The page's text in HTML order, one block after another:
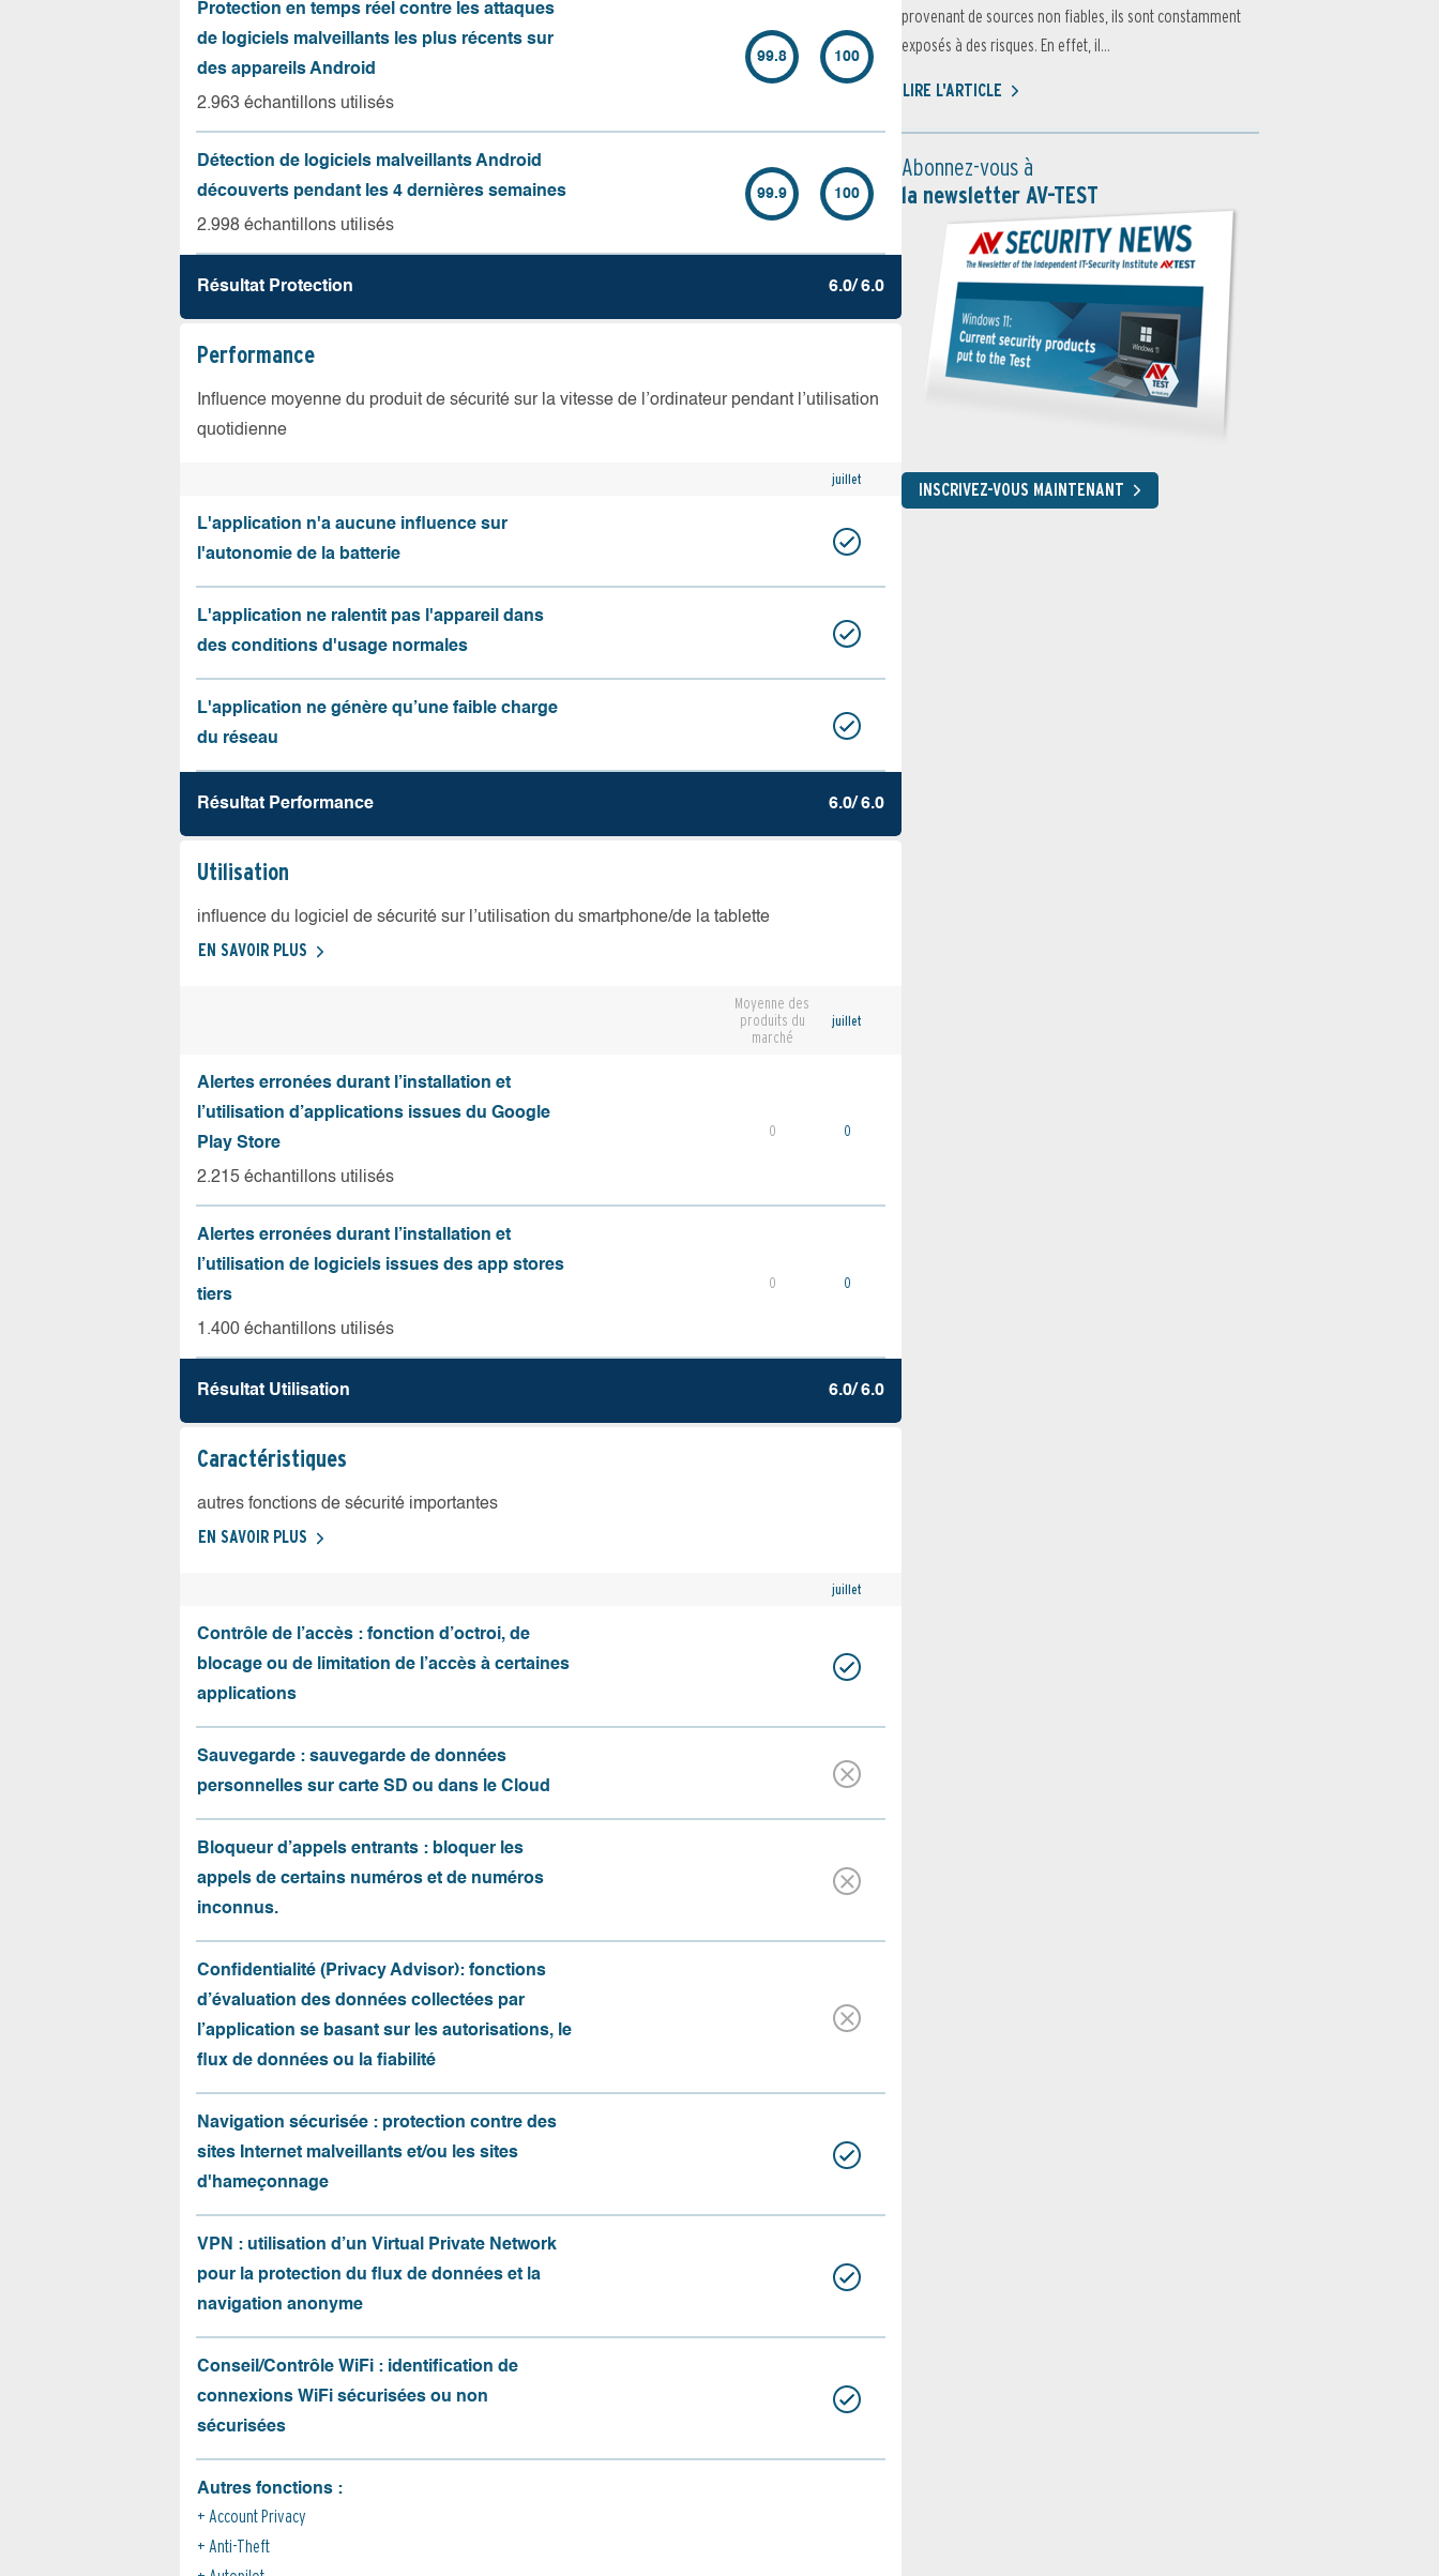
Protection en temps réel contre les attaques
de logiciels malveillants les plus récents sur
des appareils Android
2.963 échantillons utilisés
99.8 100
Détection de logiciels malveillants Android
découverts pendant les 4 dernières semaines
2.998 échantillons utilisés
99.9 100
Résultat Protection 6.0/ 6.0
Performance
Influence moyenne du produit de sécurité sur la vitesse de l’ordinateur pendant l’utilisation
quotidienne
juillet
L'application n'a aucune influence sur
l'autonomie de la batterie
L'application ne ralentit pas l'appareil dans
des conditions d'usage normales
L'application ne génère qu’une faible charge
du réseau
Résultat Performance 6.0/ 6.0
Utilisation
influence du logiciel de sécurité sur l’utilisation du smartphone/de la tablette
EN SAVOIR PLUS
Moyenne des
produits du
marché
juillet
Alertes erronées durant l’installation et
l’utilisation d’applications issues du Google
Play Store
2.215 échantillons utilisés
0 0
Alertes erronées durant l’installation et
l’utilisation de logiciels issues des app stores
tiers
1.400 échantillons utilisés
0 0
Résultat Utilisation 6.0/ 6.0
Caractéristiques
autres fonctions de sécurité importantes
EN SAVOIR PLUS
juillet
Contrôle de l’accès : fonction d’octroi, de
blocage ou de limitation de l’accès à certaines
applications
Sauvegarde : sauvegarde de données
personnelles sur carte SD ou dans le Cloud
Bloqueur d’appels entrants : bloquer les
appels de certains numéros et de numéros
inconnus.
Confidentialité (Privacy Advisor): fonctions
d’évaluation des données collectées par
l’application se basant sur les autorisations, le
flux de données ou la fiabilité
Navigation sécurisée : protection contre des
sites Internet malveillants et/ou les sites
d'hameçonnage
VPN : utilisation d’un Virtual Private Network
pour la protection du flux de données et la
navigation anonyme
Conseil/Contrôle WiFi : identification de
connexions WiFi sécurisées ou non
sécurisées
Autres fonctions :
Account Privacy
Anti-Theft
provenant de sources non fiables, ils sont constamment
exposés à des risques. En effet, il...
LIRE L'ARTICLE
Abonnez-vous à
la newsletter AV-TEST
INSCRIVEZ-VOUS MAINTENANT